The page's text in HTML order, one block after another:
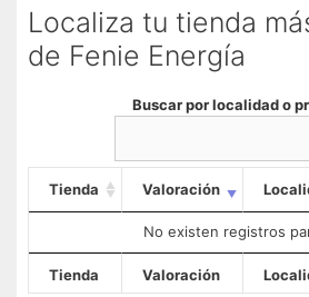
Localiza tu tienda
de Fenie Energía
Buscar por localidad o
Tienda Valoración
No existen registros
Tienda Valoración